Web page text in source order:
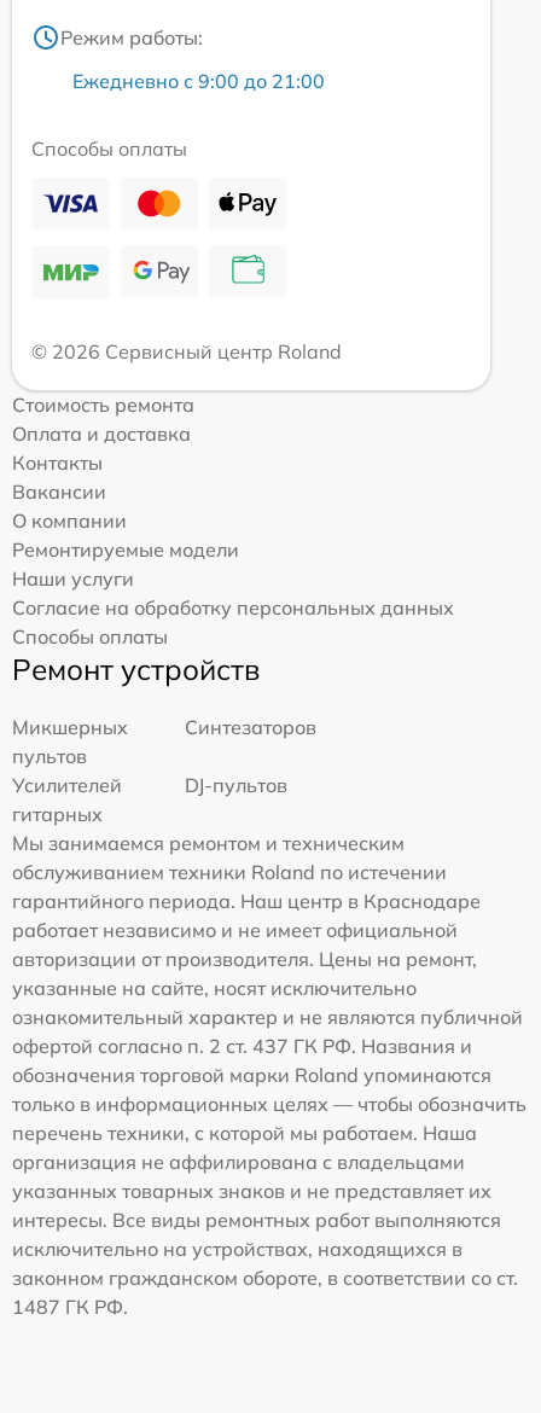
Режим работы:
Ежедневно с 9:00 до 21:00
Способы оплаты
© 2026 Сервисный центр Roland
Стоимость ремонта
Оплата и доставка
Контакты
Вакансии
О компании
Ремонтируемые модели
Наши услуги
Согласие на обработку персональных данных
Способы оплаты
Ремонт устройств
Микшерных
пультов
Синтезаторов
Усилителей
гитарных
DJ-пультов
Мы занимаемся ремонтом и техническим
обслуживанием техники Roland по истечении
гарантийного периода. Наш центр в Краснодаре
работает независимо и не имеет официальной
авторизации от производителя. Цены на ремонт,
указанные на сайте, носят исключительно
ознакомительный характер и не являются публичной
офертой согласно п. 2 ст. 437 ГК РФ. Названия и
обозначения торговой марки Roland упоминаются
только в информационных целях — чтобы обозначить
перечень техники, с которой мы работаем. Наша
организация не аффилирована с владельцами
указанных товарных знаков и не представляет их
интересы. Все виды ремонтных работ выполняются
исключительно на устройствах, находящихся в
законном гражданском обороте, в соответствии со ст.
1487 ГК РФ.